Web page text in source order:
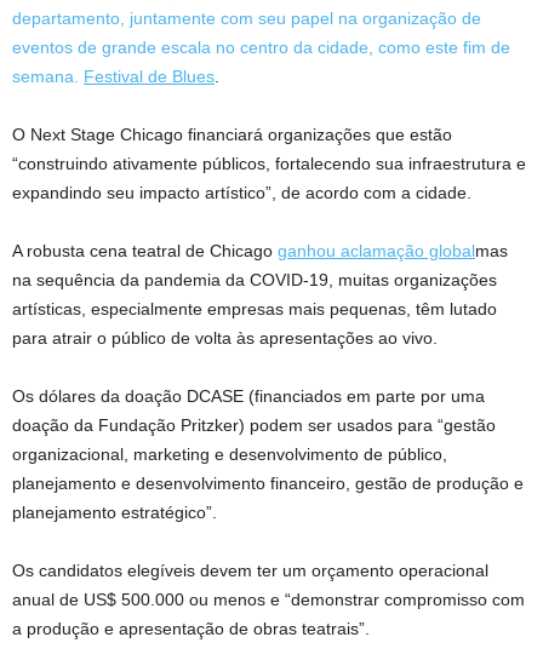
departamento, juntamente com seu papel na organização de
eventos de grande escala no centro da cidade, como este fim de
semana. Festival de Blues
O Next Stage Chicago financiará organizações que estão
“construindo ativamente públicos, fortalecendo sua infraestrutura e
expandindo seu impacto artístico”, de acordo com a cidade.
A robusta cena teatral de Chicago ganhou aclamação globalmas
na sequência da pandemia da COVID-19, muitas organizações
artísticas, especialmente empresas mais pequenas, têm lutado
para atrair o público de volta às apresentações ao vivo.
Os dólares da doação DCASE (financiados em parte por uma
doação da Fundação Pritzker) podem ser usados ​​para “gestão
organizacional, marketing e desenvolvimento de público,
planejamento e desenvolvimento financeiro, gestão de produção e
planejamento estratégico”.
Os candidatos elegíveis devem ter um orçamento operacional
anual de US$ 500.000 ou menos e “demonstrar compromisso com
a produção e apresentação de obras teatrais”.